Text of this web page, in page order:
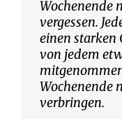
Wochenende
vergessen.
einen starken
von jedem
Wochenende
verbringen.